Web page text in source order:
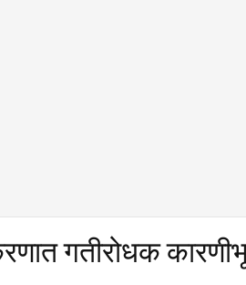
गतीरोधक